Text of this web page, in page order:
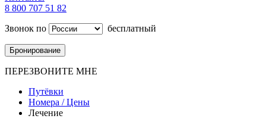
8 800 707 51 82
Звонок по
бесплатный
Бронирование
ПЕРЕЗВОНИТЕ МНЕ
Путёвки
Номера / Цены
Лечение